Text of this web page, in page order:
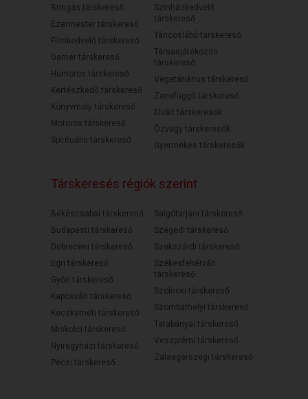
Bringás társkereső
Ezermester társkereső
Filmkedvelő társkereső
Gamer társkereső
Humoros társkereső
Kertészkedő társkereső
Könyvmoly társkereső
Motoros társkereső
Spirituális társkereső
Színházkedvelő
társkereső
Táncoslábú társkereső
Társasjátékozós
társkereső
Vegetáriánus társkereső
Zenefüggő társkereső
Elvált társkeresők
Özvegy társkeresők
Gyermekes társkeresők
Társkeresés régiók szerint
Békéscsabai társkereső
Budapesti társkereső
Debreceni társkereső
Egri társkereső
Győri társkereső
Kaposvári társkereső
Kecskeméti társkereső
Miskolci társkereső
Nyíregyházi társkereső
Pécsi társkereső
Salgótarjáni társkereső
Szegedi társkereső
Szekszárdi társkereső
Székesfehérvári
társkereső
Szolnoki társkereső
Szombathelyi társkereső
Tatabányai társkereső
Veszprémi társkereső
Zalaegerszegi társkereső